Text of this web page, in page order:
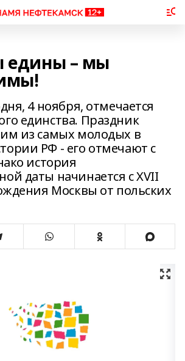
едины – мы
4 ноября, отмечается
единства. Праздник
из самых молодых в
РФ - его отмечают с
история
даты начинается с XVII
Москвы от польских